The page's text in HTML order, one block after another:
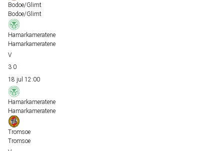
Bodoe/Glimt
Bodoe/Glimt
Hamarkameratene
Hamarkameratene
3 0
18 jul 12:00
Hamarkameratene
Hamarkameratene
Tromsoe
Tromsoe